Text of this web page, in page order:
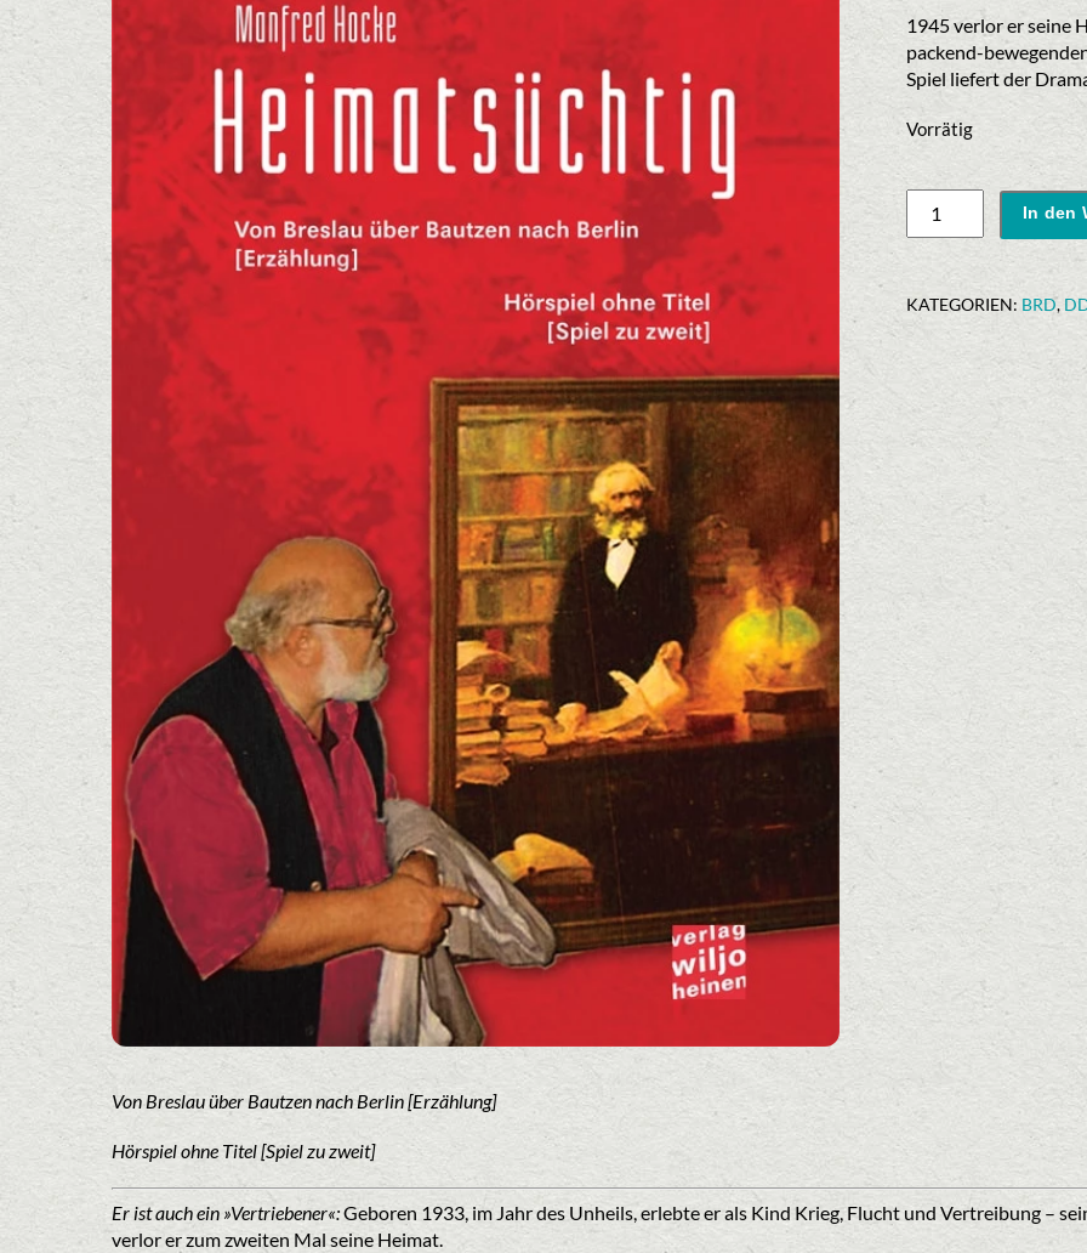
1945 verlor er seine
packend-
Spiel liefert der
Vorrätig
Hocke:
»Heimatsüchtig«
In den
KATEGORIEN: BRD,
Von Breslau über Bautzen nach Berlin [Erzählung]
Hörspiel ohne Titel [Spiel zu zweit]
Er ist auch ein »Vertriebener«:Geboren 1933, im Jahr des Unheils, erlebte er als Kind Krieg, Flucht und Vertreibung –
verlor er zum zweiten Mal seine Heimat.